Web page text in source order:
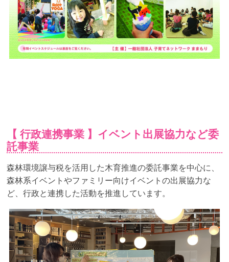
【 行政連携事業 】イベント出展協力など委
託事業
森林環境譲与税を活用した木育推進の委託事業を中心に、
森林系イベントやファミリー向けイベントの出展協力な
ど、行政と連携した活動を推進しています。